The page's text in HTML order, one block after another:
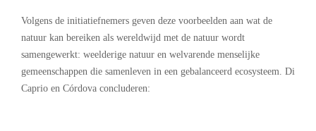
Volgens de initiatiefnemers geven deze voorbeelden aan wat de
natuur kan bereiken als wereldwijd met de natuur wordt
samengewerkt: weelderige natuur en welvarende menselijke
gemeenschappen die samenleven in een gebalanceerd ecosysteem. Di
Caprio en Córdova concluderen: